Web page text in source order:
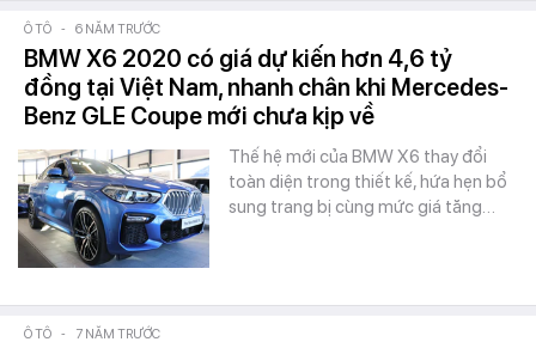
Ô TÔ - 6 NĂM TRƯỚC
BMW X6 2020 có giá dự kiến hơn 4,6 tỷ
đồng tại Việt Nam, nhanh chân khi Mercedes-
Benz GLE Coupe mới chưa kịp về
Thế hệ mới của BMW X6 thay đổi
toàn diện trong thiết kế, hứa hẹn bổ
sung trang bị cùng mức giá tăng…
Ô TÔ - 7 NĂM TRƯỚC